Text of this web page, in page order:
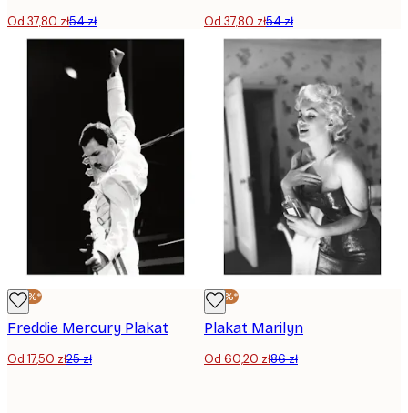
Od 37,80 zł54 zł Od 37,80 zł54 zł
-30%*
Freddie Mercury Plakat
Od 17,50 zł25 zł
-30%*
Plakat Marilyn
Od 60,20 zł86 zł